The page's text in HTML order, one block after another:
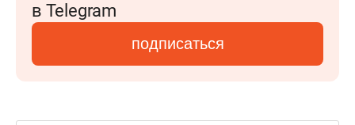
в Telegram
подписаться